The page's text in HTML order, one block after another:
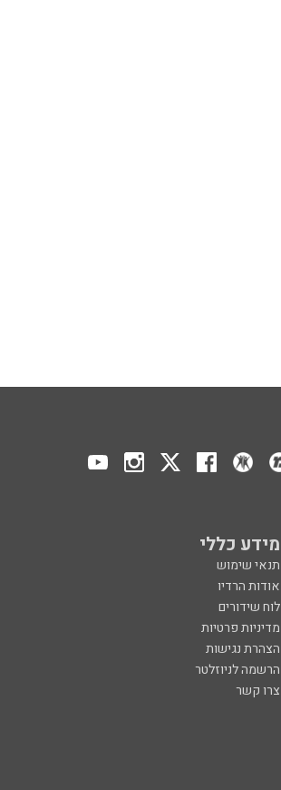
מידע כללי
תנאי שימוש
אודות הרדיו
לוח שידורים
מדיניות פרטיות
הצהרת נגישות
הרשמה לניוזלטר
צרו קשר